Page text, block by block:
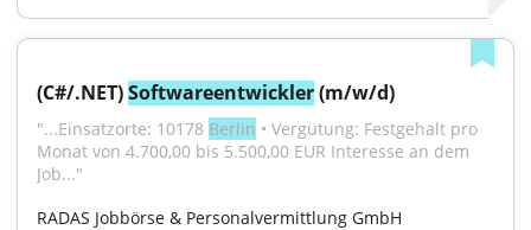
(C#/.NET) Softwareentwickler (m/w/d)
"...Einsatzorte: 10178 Berlin • Vergütung: Festgehalt pro
Monat von 4.700,00 bis 5.500,00 EUR Interesse an dem
Job..."
RADAS Jobbörse & Personalvermittlung GmbH